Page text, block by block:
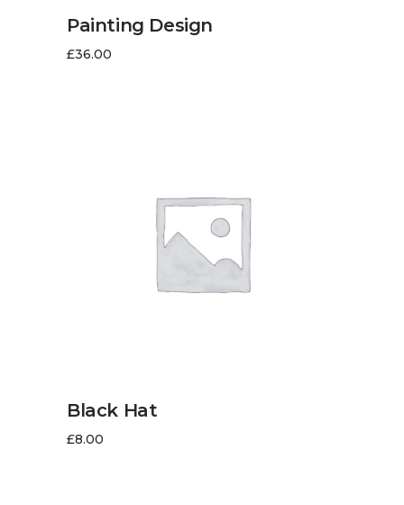
LIRE LA SUITE
Painting Design
£36.00
Black Hat
£8.00